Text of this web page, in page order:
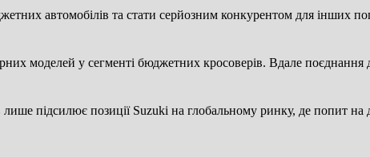
автомобілів та стати серйозним конкурентом для інших
моделей у сегменті бюджетних кросоверів. Вдале поєднання
підсилює позиції Suzuki на глобальному ринку, де попит на